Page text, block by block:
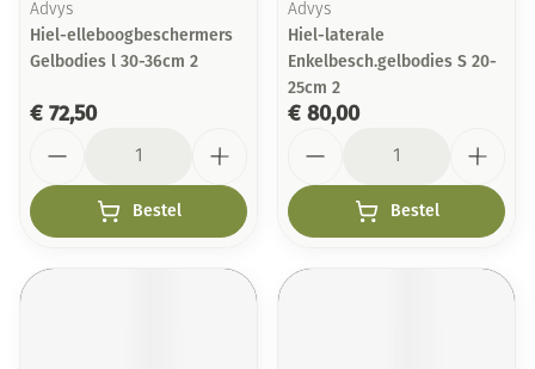
Advys
Hiel-elleboogbeschermers
Gelbodies l 30-36cm 2
€ 72,50
Bestel
Advys
Hiel-laterale
Enkelbesch.gelbodies S 20-
25cm 2
€ 80,00
Bestel